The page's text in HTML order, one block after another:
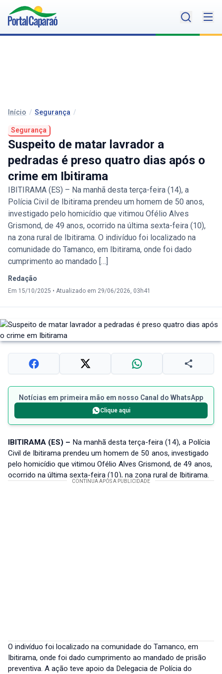
Início / Segurança /
Segurança
Suspeito de matar lavrador a
pedradas é preso quatro dias após o
crime em Ibitirama
IBITIRAMA (ES) – Na manhã desta terça-feira (14), a
Polícia Civil de Ibitirama prendeu um homem de 50 anos,
investigado pelo homicídio que vitimou Ofélio Alves
Grismond, de 49 anos, ocorrido na última sexta-feira (10),
na zona rural de Ibitirama. O indivíduo foi localizado na
comunidade do Tamanco, em Ibitirama, onde foi dado
cumprimento ao mandado […]
Redação
Em 15/10/2025 • Atualizado em 29/06/2026, 03h41
Notícias em primeira mão em nosso Canal do WhatsApp
Clique aqui
IBITIRAMA (ES) – Na manhã desta terça-feira (14), a Polícia
Civil de Ibitirama prendeu um homem de 50 anos, investigado
pelo homicídio que vitimou Ofélio Alves Grismond, de 49 anos,
ocorrido na última sexta-feira (10), na zona rural de Ibitirama.
O indivíduo foi localizado na comunidade do Tamanco, em
Ibitirama, onde foi dado cumprimento ao mandado de prisão
preventiva. A ação teve apoio da Delegacia de Polícia do